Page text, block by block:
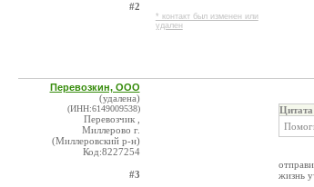
#2
* контакт был изменен или
удален
Перевозкин, ООО
(удалена)
(ИНН:6149009538)
Перевозчик ,
Миллерово г.
(Миллеровский р-н)
Код:8227254
#3
Цитата
жизнь